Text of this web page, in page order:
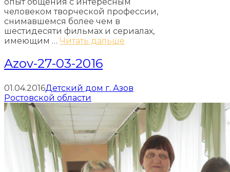
человеком творческой профессии,
снимавшемся более чем в
шестидесяти фильмах и сериалах,
имеющим … Читать дальше
Azov-27-03-2016
01.04.2016Детский дом г. Азов
Ростовской области